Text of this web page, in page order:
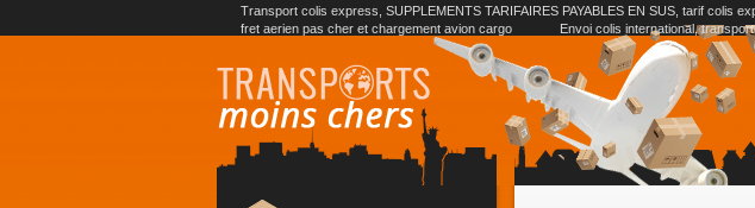
Transport colis express, SUPPLEMENTS TARIFAIRES PAYABLES EN SUS, tarif colis
fret aerien pas cher et chargement avion cargo
Envoi colis international,